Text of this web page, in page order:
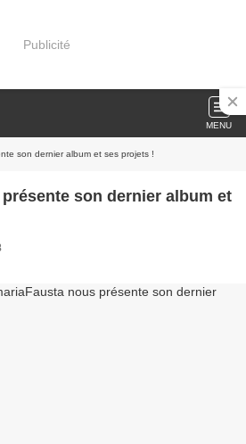
Publicité
MENU
son dernier album et ses projets !
son dernier album et